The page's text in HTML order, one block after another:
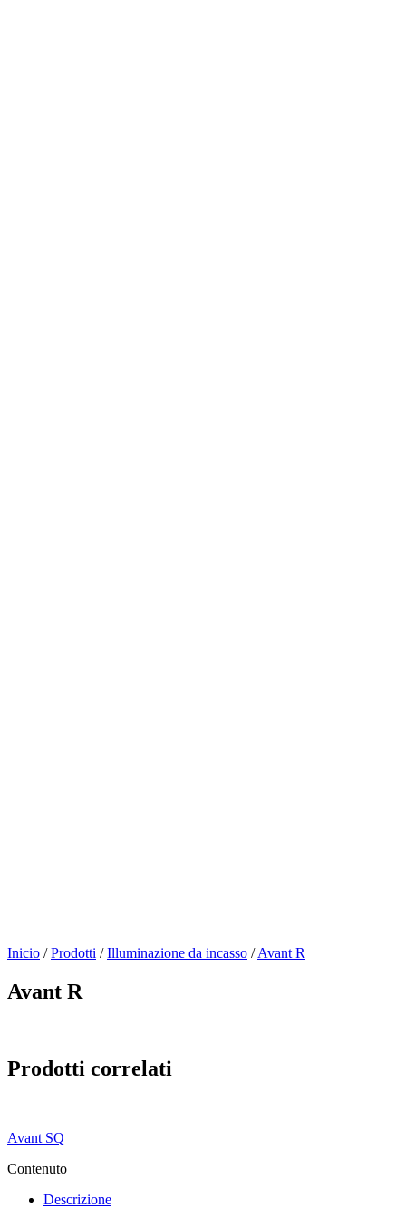
Inicio / Prodotti / Illuminazione da incasso / Avant R
Avant R
Prodotti correlati
Avant SQ
Contenuto
Descrizione